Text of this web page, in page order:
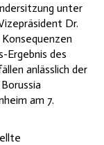
unter
Dr.
Ergebnis des
anlässlich der
am 7.